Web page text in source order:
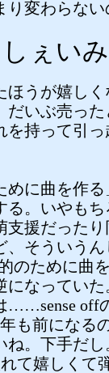
り変わらな
ぇい
ほうが嬉し
いぶ売った
を持って引
めに曲を作
る。いやも
支援だったり
、そういう
のために曲
になってい
……sense off
も前になる
ね。下手だし
て嬉しくて